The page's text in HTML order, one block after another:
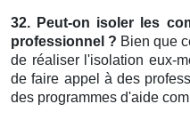
32. Peut-on isoler les
professionnel ? Bien que
de réaliser l'isolation eux-
de faire appel à des
des programmes d'aide